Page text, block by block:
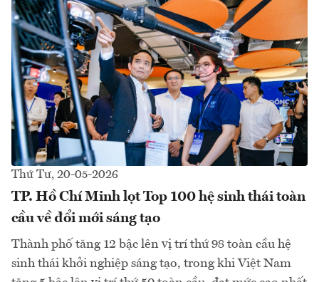
Thứ Tư, 20-05-2026
TP. Hồ Chí Minh lọt Top 100 hệ sinh thái toàn
cầu về đổi mới sáng tạo
Thành phố tăng 12 bậc lên vị trí thứ 98 toàn cầu hệ
sinh thái khởi nghiệp sáng tạo, trong khi Việt Nam